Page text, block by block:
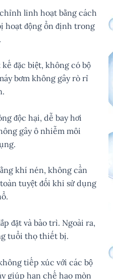
linh hoạt bằng cách
hoạt động ổn định trong
đặc biệt, không có bộ
bơm không gây rò rỉ
độc hại, dễ bay hơi
gây ô nhiễm môi
khí nén, không cần
tuyệt đối khi sử dụng
đặt và bảo trì. Ngoài ra,
tuổi thọ thiết bị.
tiếp xúc với các bộ
giúp hạn chế hao mòn